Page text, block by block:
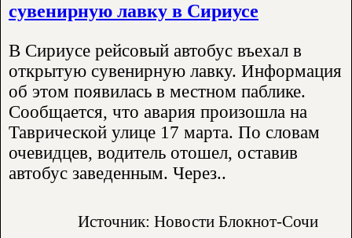
сувенирную лавку в Сириусе
В Сириусе рейсовый автобус въехал в
открытую сувенирную лавку. Информация
об этом появилась в местном паблике.
Сообщается, что авария произошла на
Таврической улице 17 марта. По словам
очевидцев, водитель отошел, оставив
автобус заведенным. Через..
Источник: Новости Блокнот-Сочи